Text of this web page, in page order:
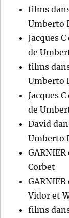
films
Umberto
Jacques C
de
films
Umberto
Jacques C
de
David
Umberto
GARNIER
Corbet
GARNIER
Vidor et
films